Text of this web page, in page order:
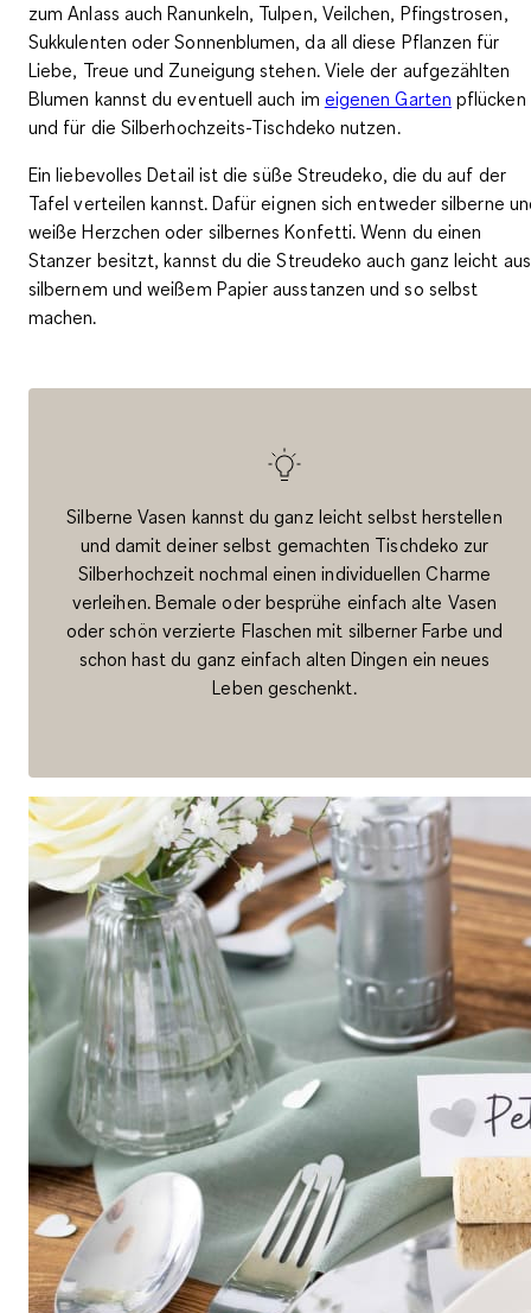
zum Anlass auchRanunkeln, Tulpen, Veilchen, Pfingstrosen,
Sukkulenten oder Sonnenblumen, da all diese Pflanzen für
Liebe, Treue und Zuneigung stehen. Viele der aufgezählten
Blumen kannst du eventuell auch im eigenen Garten pflücken
und für die Silberhochzeits-Tischdeko nutzen.
Ein liebevolles Detail ist diesüße Streudeko, die du auf der
Tafel verteilen kannst. Dafür eignen sich entwedersilberne
weiße Herzchen oder silbernes Konfetti. Wenn du einen
Stanzer besitzt, kannst du die Streudeko auch ganz leicht aus
silbernem und weißem Papier ausstanzen und so selbst
machen.
Silberne Vasen kannst du ganz leicht selbst herstellen
und damit deiner selbst gemachten Tischdeko zur
Silberhochzeit nochmal einen individuellen Charme
verleihen. Bemale oder besprühe einfach alte Vasen
oder schön verzierte Flaschen mit silberner Farbe und
schon hast du ganz einfach alten Dingen ein neues
Leben geschenkt.